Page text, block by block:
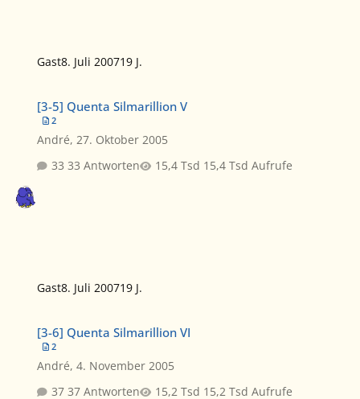
Gast8. Juli 200719 J.
[3-5] Quenta Silmarillion V
2
André,27. Oktober 2005
33 Antworten
15,4 Tsd Aufrufe
Gast8. Juli 200719 J.
[3-6] Quenta Silmarillion VI
2
André,4. November 2005
37 Antworten
15,2 Tsd Aufrufe